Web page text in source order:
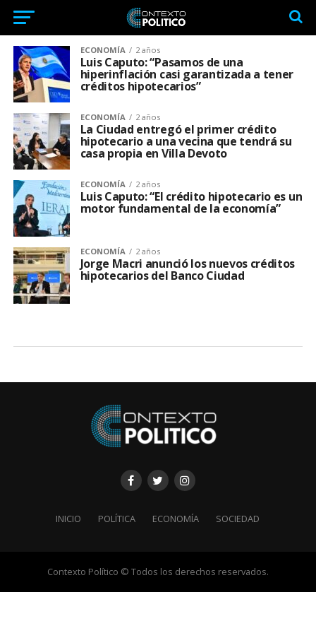
ECONOMÍA 2 años
Luis Caputo: “Pasamos de una
hiperinflación casi garantizada a tener
créditos hipotecarios”
ECONOMÍA 2 años
La Ciudad entregó el primer crédito
hipotecario a una vecina que tendrá su
casa propia en Villa Devoto
ECONOMÍA 2 años
Luis Caputo: “El crédito hipotecario es un
motor fundamental de la economía”
ECONOMÍA 2 años
Jorge Macri anunció los nuevos créditos
hipotecarios del Banco Ciudad
INICIO POLÍTICA ECONOMÍA SOCIEDAD
Contexto Político © Todos los derechos reservados.